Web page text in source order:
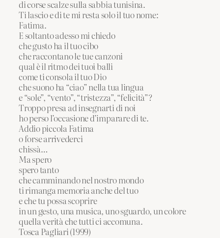
di corse scalze sulla sabbia tunisina.
Ti lascio e di te mi resta solo il tuo nome:
Fatima.
E soltanto adesso mi chiedo
che gusto ha il tuo cibo
che raccontano le tue canzoni
qual è il ritmo dei tuoi balli
come ti consola il tuo Dio
che suono ha “ciao” nella tua lingua
e “sole”, “vento”, “tristezza”, “felicità”?
Troppo presa ad insegnarti di noi
ho perso l’occasione d’imparare di te.
Addio piccola Fatima
o forse arrivederci
chissà…
Ma spero
spero tanto
che camminando nel nostro mondo
ti rimanga memoria anche del tuo
e che tu possa scoprire
in un gesto, una musica, uno sguardo, un colore
quella verità che tutti ci accomuna.
Tosca Pagliari (1999)